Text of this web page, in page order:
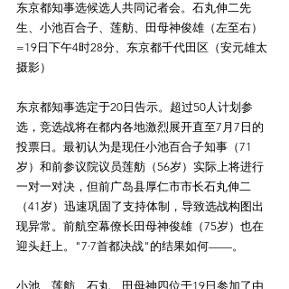
东京都知事选候选人共同记者会。石丸伸二先
生、小池百合子、莲舫、田母神俊雄（左至右）
=19日下午4时28分、东京都千代田区（安元雄太
摄影）
东京都知事选定于20日告示。超过50人计划参
选，竞选战将在都内各地激烈展开直至7月7日的
投票日。最初认为是现任小池百合子知事（71
岁）和前参议院议员莲舫（56岁）实际上将进行
一对一对决，但前广岛县厚仁市市长石丸伸二
（41岁）迅速巩固了支持体制，导致选战构图出
现异常。前航空幕僚长田母神俊雄（75岁）也在
迎头赶上。"7·7首都决战"的结果如何——。
小池、莲舫、石丸、田母神四位于19日参加了由